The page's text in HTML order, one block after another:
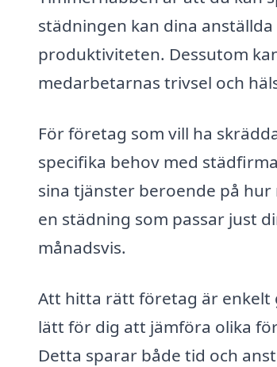
städningen kan dina
produktiviteten. Dessutom
medarbetarnas trivsel och
För företag som vill ha
specifika behov med
sina tjänster beroende på
en städning som passar just
månadsvis.
Att hitta rätt företag är enkelt
lätt för dig att jämföra olika
Detta sparar både tid och